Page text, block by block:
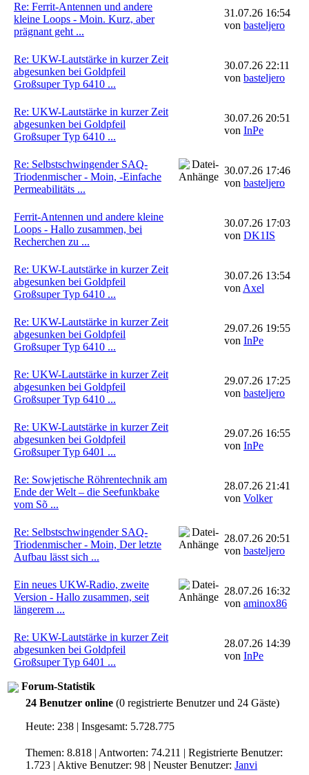
Re: Ferrit-Antennen und andere
kleine Loops - Moin. Kurz, aber
prägnant geht ...
31.07.26 16:54
von basteljero
Re: UKW-Lautstärke in kurzer Zeit
abgesunken bei Goldpfeil
Großsuper Typ 6410 ...
30.07.26 22:11
von basteljero
Re: UKW-Lautstärke in kurzer Zeit
abgesunken bei Goldpfeil
Großsuper Typ 6410 ...
30.07.26 20:51
von InPe
Re: Selbstschwingender SAQ-
Triodenmischer - Moin, -Einfache
Permeabilitäts ...
30.07.26 17:46
von basteljero
Ferrit-Antennen und andere kleine
Loops - Hallo zusammen, bei
Recherchen zu ...
30.07.26 17:03
von DK1IS
Re: UKW-Lautstärke in kurzer Zeit
abgesunken bei Goldpfeil
Großsuper Typ 6410 ...
30.07.26 13:54
von Axel
Re: UKW-Lautstärke in kurzer Zeit
abgesunken bei Goldpfeil
Großsuper Typ 6410 ...
29.07.26 19:55
von InPe
Re: UKW-Lautstärke in kurzer Zeit
abgesunken bei Goldpfeil
Großsuper Typ 6410 ...
29.07.26 17:25
von basteljero
Re: UKW-Lautstärke in kurzer Zeit
abgesunken bei Goldpfeil
Großsuper Typ 6401 ...
29.07.26 16:55
von InPe
Re: Sowjetische Röhrentechnik am
Ende der Welt – die Seefunkbake
vom Sõ ...
28.07.26 21:41
von Volker
Re: Selbstschwingender SAQ-
Triodenmischer - Moin, Der letzte
Aufbau lässt sich ...
28.07.26 20:51
von basteljero
Ein neues UKW-Radio, zweite
Version - Hallo zusammen, seit
längerem ...
28.07.26 16:32
von aminox86
Re: UKW-Lautstärke in kurzer Zeit
abgesunken bei Goldpfeil
Großsuper Typ 6401 ...
28.07.26 14:39
von InPe
Forum-Statistik
24 Benutzer online (0 registrierte Benutzer und 24 Gäste)
Heute: 238 | Insgesamt: 5.728.775
Themen: 8.818 | Antworten: 74.211 | Registrierte Benutzer:
1.723 | Aktive Benutzer: 98 | Neuster Benutzer: Janvi